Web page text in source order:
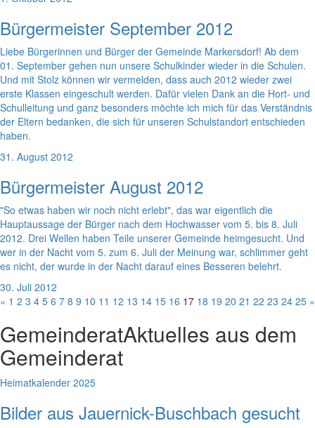
Bürgermeister September 2012
Liebe Bürgerinnen und Bürger der Gemeinde Markersdorf! Ab dem
01. September gehen nun unsere Schulkinder wieder in die Schulen.
Und mit Stolz können wir vermelden, dass auch 2012 wieder zwei
erste Klassen eingeschult werden. Dafür vielen Dank an die Hort- und
Schulleitung und ganz besonders möchte ich mich für das Verständnis
der Eltern bedanken, die sich für unseren Schulstandort entschieden
haben.
31. August 2012
Bürgermeister August 2012
"So etwas haben wir noch nicht erlebt", das war eigentlich die
Hauptaussage der Bürger nach dem Hochwasser vom 5. bis 8. Juli
2012. Drei Wellen haben Teile unserer Gemeinde heimgesucht. Und
wer in der Nacht vom 5. zum 6. Juli der Meinung war, schlimmer geht
es nicht, der wurde in der Nacht darauf eines Besseren belehrt.
30. Juli 2012
« 1 2 3 4 5 6 7 8 9 10 11 12 13 14 15 16 17 18 19 20 21 22 23 24 25 »
GemeinderatAktuelles aus dem
Gemeinderat
Heimatkalender 2025
Bilder aus Jauernick-Buschbach gesucht